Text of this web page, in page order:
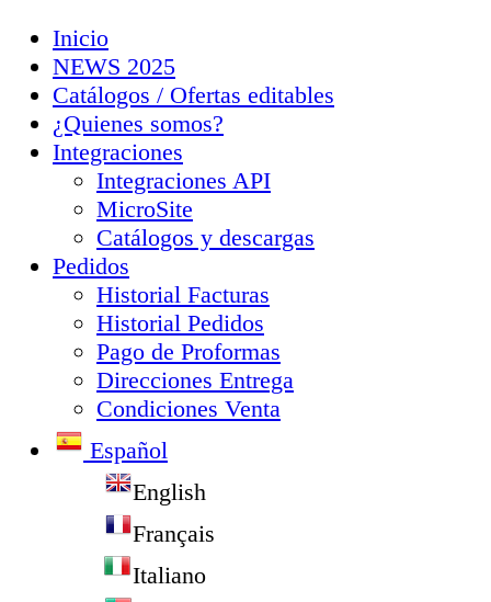
Inicio
NEWS 2025
Catálogos / Ofertas editables
¿Quienes somos?
Integraciones
Integraciones API
MicroSite
Catálogos y descargas
Pedidos
Historial Facturas
Historial Pedidos
Pago de Proformas
Direcciones Entrega
Condiciones Venta
Español
English
Français
Italiano